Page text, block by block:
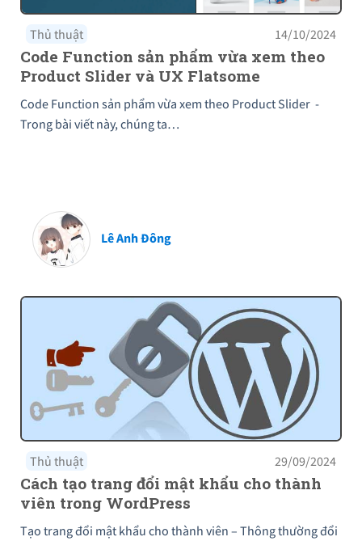
Thủ thuật 14/10/2024
Code Function sản phẩm vừa xem theo
Product Slider và UX Flatsome
Code Function sản phẩm vừa xem theo Product Slider -
Trong bài viết này, chúng ta…
Lê Anh Đông
Thủ thuật 29/09/2024
Cách tạo trang đổi mật khẩu cho thành
viên trong WordPress
Tạo trang đổi mật khẩu cho thành viên – Thông thường đổi